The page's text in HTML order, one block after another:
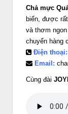
Chả mực
biển, được
và thơm
chuyển hàng
Điện thoại:
Email:
Cùng đài